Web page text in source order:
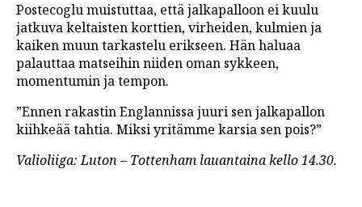
Postecoglu muistuttaa, että jalkapalloon ei kuulu
jatkuva keltaisten korttien, virheiden, kulmien ja
kaiken muun tarkastelu erikseen. Hän haluaa
palauttaa matseihin niiden oman sykkeen,
momentumin ja tempon.
”Ennen rakastin Englannissa juuri sen jalkapallon
kiihkeää tahtia. Miksi yritämme karsia sen pois?”
Valioliiga: Luton – Tottenham lauantaina kello 14.30.